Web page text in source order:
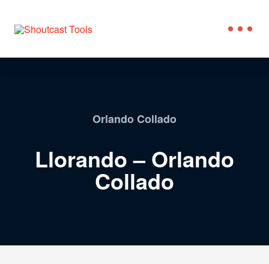
Orlando Collado
Llorando – Orlando
Collado